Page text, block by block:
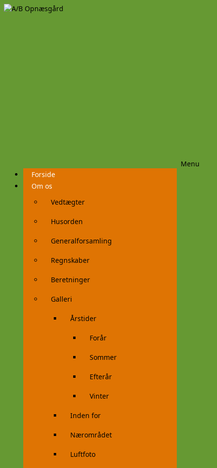
Menu
Videre
til
indhold
Forside
Om os
Vedtægter
Husorden
Generalforsamling
Regnskaber
Beretninger
Galleri
Årstider
Forår
Sommer
Efterår
Vinter
Inden for
Nærområdet
Luftfoto